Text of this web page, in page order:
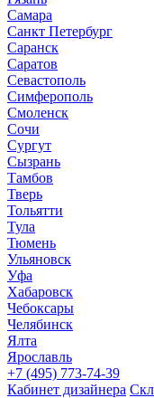
Самара
Санкт Петербург
Саранск
Саратов
Севастополь
Симферополь
Смоленск
Сочи
Сургут
Сызрань
Тамбов
Тверь
Тольятти
Тула
Тюмень
Ульяновск
Уфа
Хабаровск
Чебоксары
Челябинск
Ялта
Ярославль
+7 (495) 773-74-39
Кабинет дизайнера